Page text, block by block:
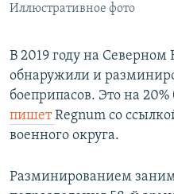
Все сайты РСЕ/РС
Иллюстративное фото
В 2019 году на Северном
обнаружили и
боеприпасов. Это на
пишетRegnum со
военного округа.
Разминированием